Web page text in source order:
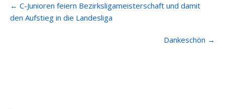
navigation
← C-Junioren feiern Bezirksligameisterschaft und damit
den Aufstieg in die Landesliga
Dankeschön →